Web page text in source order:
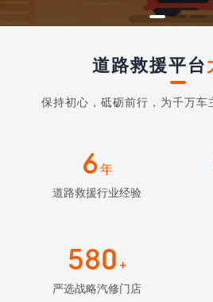
道路救援平台
保持初心，砥砺前行，为千万车
6年
道路救援行业经验
580 +
严选战略汽修门店